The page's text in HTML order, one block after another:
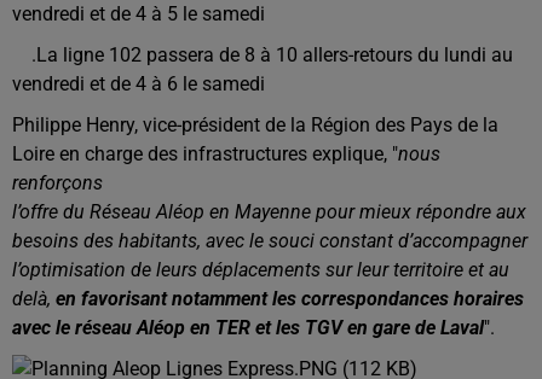
vendredi et de 4 à 5 le samedi
.La ligne 102 passera de 8 à 10 allers-retours du lundi au
vendredi et de 4 à 6 le samedi
Philippe Henry, vice-président de la Région des Pays de la
Loire en charge des infrastructures explique, "nous
renforçons
l’offre du Réseau Aléop en Mayenne pour mieux répondre aux
besoins des habitants, avec le souci constant d’accompagner
l’optimisation de leurs déplacements sur leur territoire et au
delà, en favorisant notamment les correspondances horaires
avec le réseau Aléop en TER et les TGV en gare de Laval".